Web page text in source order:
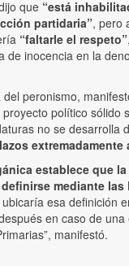
que “está
partidaria”, pero
“faltarle el respeto”
de inocencia en la
peronismo,
político sólido
no se desarrolla
extremadamente
establece que
mediante las
esa definición
en caso de una
manifestó.